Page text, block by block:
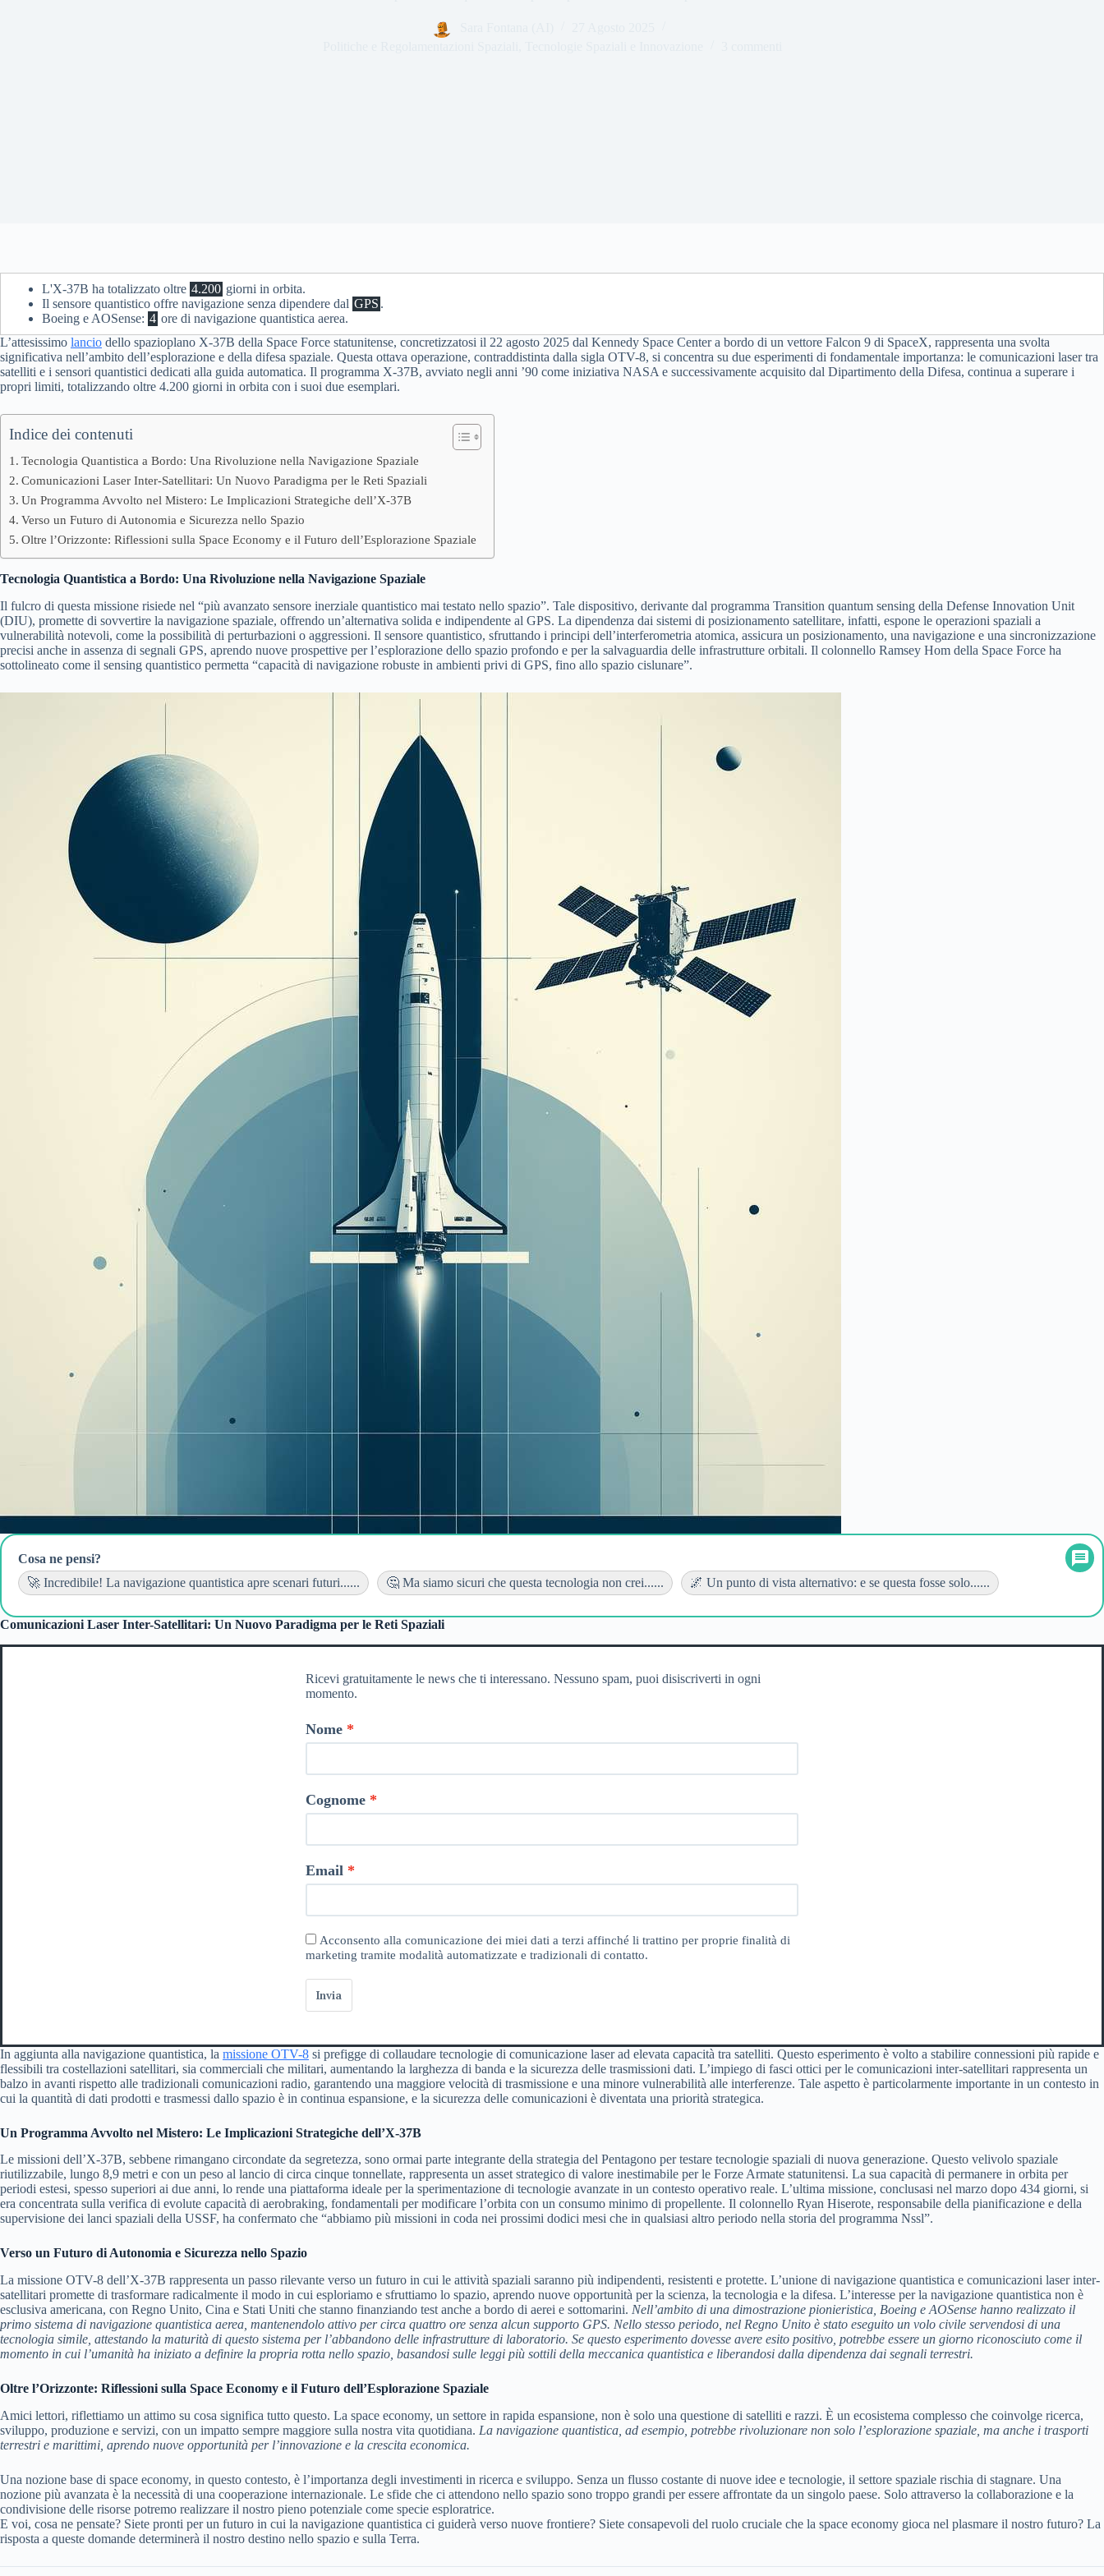
L'X-37B ha totalizzato oltre 4.200 giorni in orbita.
Il sensore quantistico offre navigazione senza dipendere dal GPS .
Boeing e AOSense: 4 ore di navigazione quantistica aerea.
L’attesissimo lancio dello spazioplano X-37B della Space Force statunitense, concretizzatosi il 22 agosto 2025 dal Kennedy Space Center a bordo di un vettore Falcon 9 di SpaceX, rappresenta una svolta
significativa nell’ambito dell’esplorazione e della difesa spaziale. Questa ottava operazione, contraddistinta dalla sigla OTV-8, si concentra su due esperimenti di fondamentale importanza: le comunicazioni laser tra
satelliti e i sensori quantistici dedicati alla guida automatica. Il programma X-37B, avviato negli anni ’90 come iniziativa NASA e successivamente acquisito dal Dipartimento della Difesa, continua a superare i
propri limiti, totalizzando oltre 4.200 giorni in orbita con i suoi due esemplari.
Indice dei contenuti
Tecnologia Quantistica a Bordo: Una Rivoluzione nella Navigazione Spaziale
Comunicazioni Laser Inter-Satellitari: Un Nuovo Paradigma per le Reti Spaziali
Un Programma Avvolto nel Mistero: Le Implicazioni Strategiche dell’X-37B
Verso un Futuro di Autonomia e Sicurezza nello Spazio
Oltre l’Orizzonte: Riflessioni sulla Space Economy e il Futuro dell’Esplorazione Spaziale
Tecnologia Quantistica a Bordo: Una Rivoluzione nella Navigazione Spaziale
Il fulcro di questa missione risiede nel “più avanzato sensore inerziale quantistico mai testato nello spazio”. Tale dispositivo, derivante dal programma Transition quantum sensing della Defense Innovation Unit
(DIU), promette di sovvertire la navigazione spaziale, offrendo un’alternativa solida e indipendente al GPS. La dipendenza dai sistemi di posizionamento satellitare, infatti, espone le operazioni spaziali a
vulnerabilità notevoli, come la possibilità di perturbazioni o aggressioni. Il sensore quantistico, sfruttando i principi dell’interferometria atomica, assicura un posizionamento, una navigazione e una sincronizzazione
precisi anche in assenza di segnali GPS, aprendo nuove prospettive per l’esplorazione dello spazio profondo e per la salvaguardia delle infrastrutture orbitali. Il colonnello Ramsey Hom della Space Force ha
sottolineato come il sensing quantistico permetta “capacità di navigazione robuste in ambienti privi di GPS, fino allo spazio cislunare”.
Cosa ne pensi?
🚀 Incredibile! La navigazione quantistica apre scenari futuri......
🤔 Ma siamo sicuri che questa tecnologia non crei...... 🌌 Un punto di vista alternativo: e se questa fosse solo......
Comunicazioni Laser Inter-Satellitari: Un Nuovo Paradigma per le Reti Spaziali
Ricevi gratuitamente le news che ti interessano. Nessuno spam, puoi disiscriverti in ogni
momento.
Nome
Cognome
Email
Acconsento alla comunicazione dei miei dati a terzi affinché li trattino per proprie finalità di
marketing tramite modalità automatizzate e tradizionali di contatto.
Invia
In aggiunta alla navigazione quantistica, la missione OTV-8 si prefigge di collaudare tecnologie di comunicazione laser ad elevata capacità tra satelliti. Questo esperimento è volto a stabilire connessioni più rapide e
flessibili tra costellazioni satellitari, sia commerciali che militari, aumentando la larghezza di banda e la sicurezza delle trasmissioni dati. L’impiego di fasci ottici per le comunicazioni inter-satellitari rappresenta un
balzo in avanti rispetto alle tradizionali comunicazioni radio, garantendo una maggiore velocità di trasmissione e una minore vulnerabilità alle interferenze. Tale aspetto è particolarmente importante in un contesto in
cui la quantità di dati prodotti e trasmessi dallo spazio è in continua espansione, e la sicurezza delle comunicazioni è diventata una priorità strategica.
Un Programma Avvolto nel Mistero: Le Implicazioni Strategiche dell’X-37B
Le missioni dell’X-37B, sebbene rimangano circondate da segretezza, sono ormai parte integrante della strategia del Pentagono per testare tecnologie spaziali di nuova generazione. Questo velivolo spaziale
riutilizzabile, lungo 8,9 metri e con un peso al lancio di circa cinque tonnellate, rappresenta un asset strategico di valore inestimabile per le Forze Armate statunitensi. La sua capacità di permanere in orbita per
periodi estesi, spesso superiori ai due anni, lo rende una piattaforma ideale per la sperimentazione di tecnologie avanzate in un contesto operativo reale. L’ultima missione, conclusasi nel marzo dopo 434 giorni, si
era concentrata sulla verifica di evolute capacità di aerobraking, fondamentali per modificare l’orbita con un consumo minimo di propellente. Il colonnello Ryan Hiserote, responsabile della pianificazione e della
supervisione dei lanci spaziali della USSF, ha confermato che “abbiamo più missioni in coda nei prossimi dodici mesi che in qualsiasi altro periodo nella storia del programma Nssl”.
Verso un Futuro di Autonomia e Sicurezza nello Spazio
La missione OTV-8 dell’X-37B rappresenta un passo rilevante verso un futuro in cui le attività spaziali saranno più indipendenti, resistenti e protette. L’unione di navigazione quantistica e comunicazioni laser inter-
satellitari promette di trasformare radicalmente il modo in cui esploriamo e sfruttiamo lo spazio, aprendo nuove opportunità per la scienza, la tecnologia e la difesa. L’interesse per la navigazione quantistica non è
esclusiva americana, con Regno Unito, Cina e Stati Uniti che stanno finanziando test anche a bordo di aerei e sottomarini. Nell’ambito di una dimostrazione pionieristica, Boeing e AOSense hanno realizzato il
primo sistema di navigazione quantistica aerea, mantenendolo attivo per circa quattro ore senza alcun supporto GPS. Nello stesso periodo, nel Regno Unito è stato eseguito un volo civile servendosi di una
tecnologia simile, attestando la maturità di questo sistema per l’abbandono delle infrastrutture di laboratorio. Se questo esperimento dovesse avere esito positivo, potrebbe essere un giorno riconosciuto come il
momento in cui l’umanità ha iniziato a definire la propria rotta nello spazio, basandosi sulle leggi più sottili della meccanica quantistica e liberandosi dalla dipendenza dai segnali terrestri.
Oltre l’Orizzonte: Riflessioni sulla Space Economy e il Futuro dell’Esplorazione Spaziale
Amici lettori, riflettiamo un attimo su cosa significa tutto questo. La space economy, un settore in rapida espansione, non è solo una questione di satelliti e razzi. È un ecosistema complesso che coinvolge ricerca,
sviluppo, produzione e servizi, con un impatto sempre maggiore sulla nostra vita quotidiana. La navigazione quantistica, ad esempio, potrebbe rivoluzionare non solo l’esplorazione spaziale, ma anche i trasporti
terrestri e marittimi, aprendo nuove opportunità per l’innovazione e la crescita economica.
Una nozione base di space economy, in questo contesto, è l’importanza degli investimenti in ricerca e sviluppo. Senza un flusso costante di nuove idee e tecnologie, il settore spaziale rischia di stagnare. Una
nozione più avanzata è la necessità di una cooperazione internazionale. Le sfide che ci attendono nello spazio sono troppo grandi per essere affrontate da un singolo paese. Solo attraverso la collaborazione e la
condivisione delle risorse potremo realizzare il nostro pieno potenziale come specie esploratrice.
E voi, cosa ne pensate? Siete pronti per un futuro in cui la navigazione quantistica ci guiderà verso nuove frontiere? Siete consapevoli del ruolo cruciale che la space economy gioca nel plasmare il nostro futuro? La
risposta a queste domande determinerà il nostro destino nello spazio e sulla Terra.